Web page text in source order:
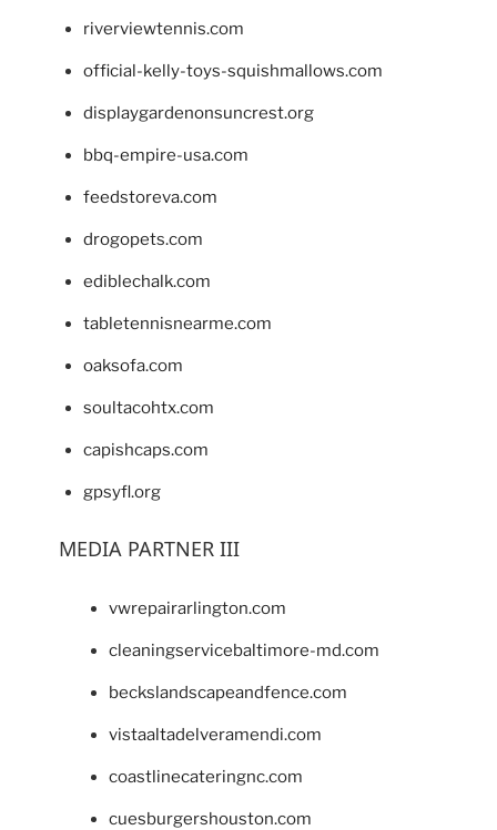
riverviewtennis.com
official-kelly-toys-squishmallows.com
displaygardenonsuncrest.org
bbq-empire-usa.com
feedstoreva.com
drogopets.com
ediblechalk.com
tabletennisnearme.com
oaksofa.com
soultacohtx.com
capishcaps.com
gpsyfl.org
MEDIA PARTNER III
vwrepairarlington.com
cleaningservicebaltimore-md.com
beckslandscapeandfence.com
vistaaltadelveramendi.com
coastlinecateringnc.com
cuesburgershouston.com